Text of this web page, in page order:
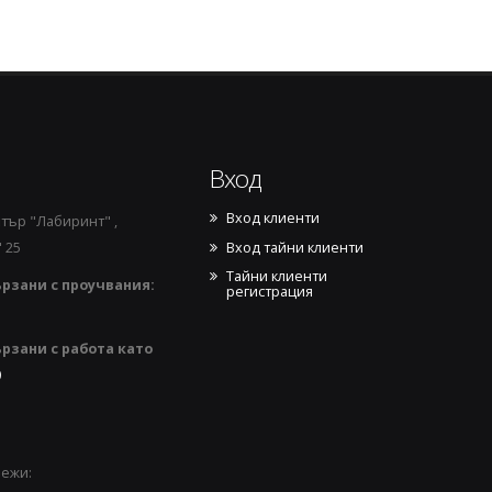
"Лабиринт" ,
25
с проучвания:
с работа като
Вход
Вход клиенти
Вход тайни клиенти
Тайни клиенти
регистрация